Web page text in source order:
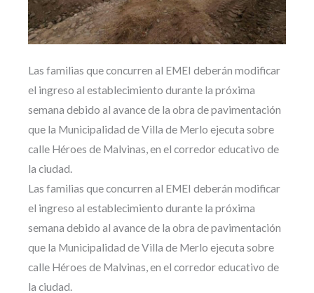
Las familias que concurren al EMEI deberán modificar
el ingreso al establecimiento durante la próxima
semana debido al avance de la obra de pavimentación
que la Municipalidad de Villa de Merlo ejecuta sobre
calle Héroes de Malvinas, en el corredor educativo de
la ciudad.
Las familias que concurren al EMEI deberán modificar
el ingreso al establecimiento durante la próxima
semana debido al avance de la obra de pavimentación
que la Municipalidad de Villa de Merlo ejecuta sobre
calle Héroes de Malvinas, en el corredor educativo de
la ciudad.